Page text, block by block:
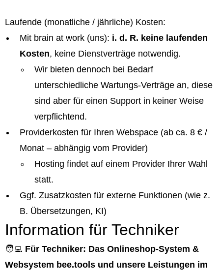
Laufende (monatliche / jährliche) Kosten:
Mit brain at work (uns): i. d. R. keine laufenden
Kosten, keine Dienstverträge notwendig.
Wir bieten dennoch bei Bedarf
unterschiedliche Wartungs-Verträge an, diese
sind aber für einen Support in keiner Weise
verpflichtend.
Providerkosten für Ihren Webspace (ab ca. 8 € /
Monat – abhängig vom Provider)
Hosting findet auf einem Provider Ihrer Wahl
statt.
Ggf. Zusatzkosten für externe Funktionen (wie z.
B. Übersetzungen, KI)
Information für Techniker
🧑‍💻 Für Techniker: Das Onlineshop-System &
Websystem bee.tools und unsere Leistungen im